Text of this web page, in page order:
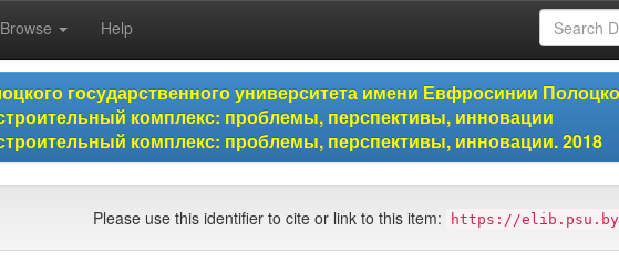
Browse Help
государственного университета имени Евфросинии
комплекс: проблемы, перспективы, инновации
комплекс: проблемы, перспективы, инновации. 2018
Please use this identifier to cite or link to this item: https://elib.psu.by/